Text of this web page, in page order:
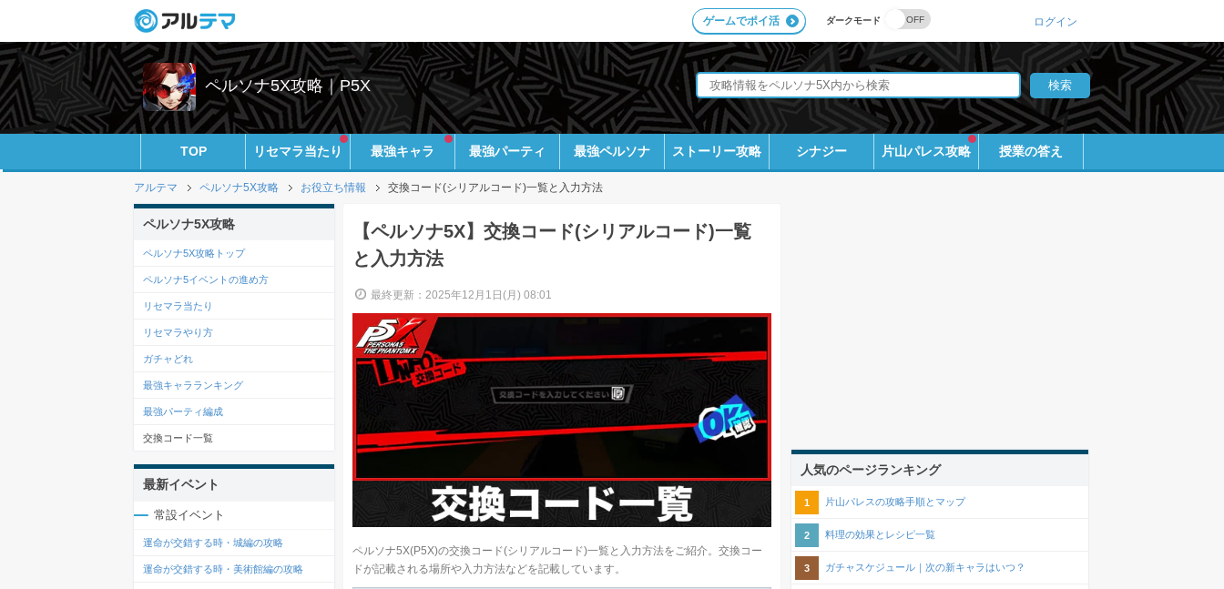
ダークモード
ゲームでポイ活 ログイン
ペルソナ5X攻略｜P5X
TOP リセマラ当たり 最強キャラ 最強パーティ 最強ペルソナ ストーリー攻略 シナジー 片山パレス攻略 授業の答え
アルテマ ペルソナ5X攻略 お役立ち情報 交換コード(シリアルコード)一覧と入力方法
【ペルソナ5X】交換コード(シリアルコード)一覧
と入力方法
最終更新：2025年12月1日(月) 08:01
ペルソナ5X(P5X)の交換コード(シリアルコード)一覧と入力方法をご紹介。交換コー
ドが記載される場所や入力方法などを記載しています。
ペルソナ5X攻略
ペルソナ5X攻略トップ
ペルソナ5イベントの進め方
リセマラ当たり
リセマラやり方
ガチャどれ
最強キャラランキング
最強パーティ編成
交換コード一覧
最新イベント
常設イベント
運命が交錯する時・城編の攻略
運命が交錯する時・美術館編の攻略
人気のページランキング
片山パレスの攻略手順とマップ
料理の効果とレシピ一覧
ガチャスケジュール｜次の新キャラはいつ？